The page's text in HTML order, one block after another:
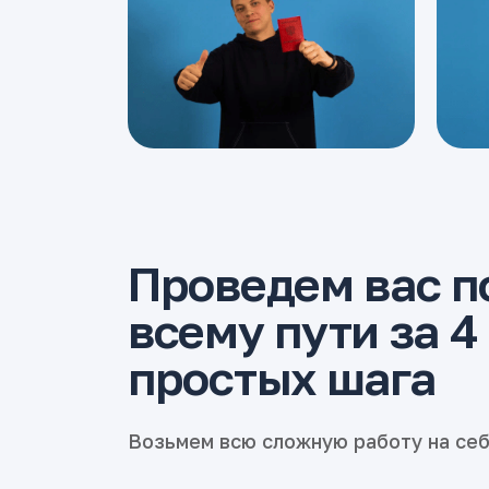
Проведем вас
всему пути за 4
простых шага
Возьмем всю сложную работу на